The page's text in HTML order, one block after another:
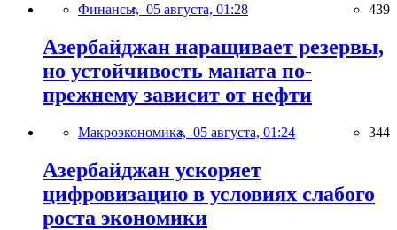
Финансы, 05 августа, 01:28 439
Азербайджан наращивает резервы,
но устойчивость маната по-
прежнему зависит от нефти
Макроэкономика, 05 августа, 01:24 344
Азербайджан ускоряет
цифровизацию в условиях слабого
роста экономики